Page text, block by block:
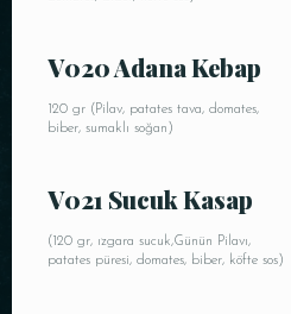
V020 Adana Kebap
120 gr (Pilav, patates tava, domates,
biber, sumaklı soğan)
V021 Sucuk Kasap
(120 gr, ızgara sucuk,Günün Pilavı,
patates püresi, domates, biber, köfte sos)